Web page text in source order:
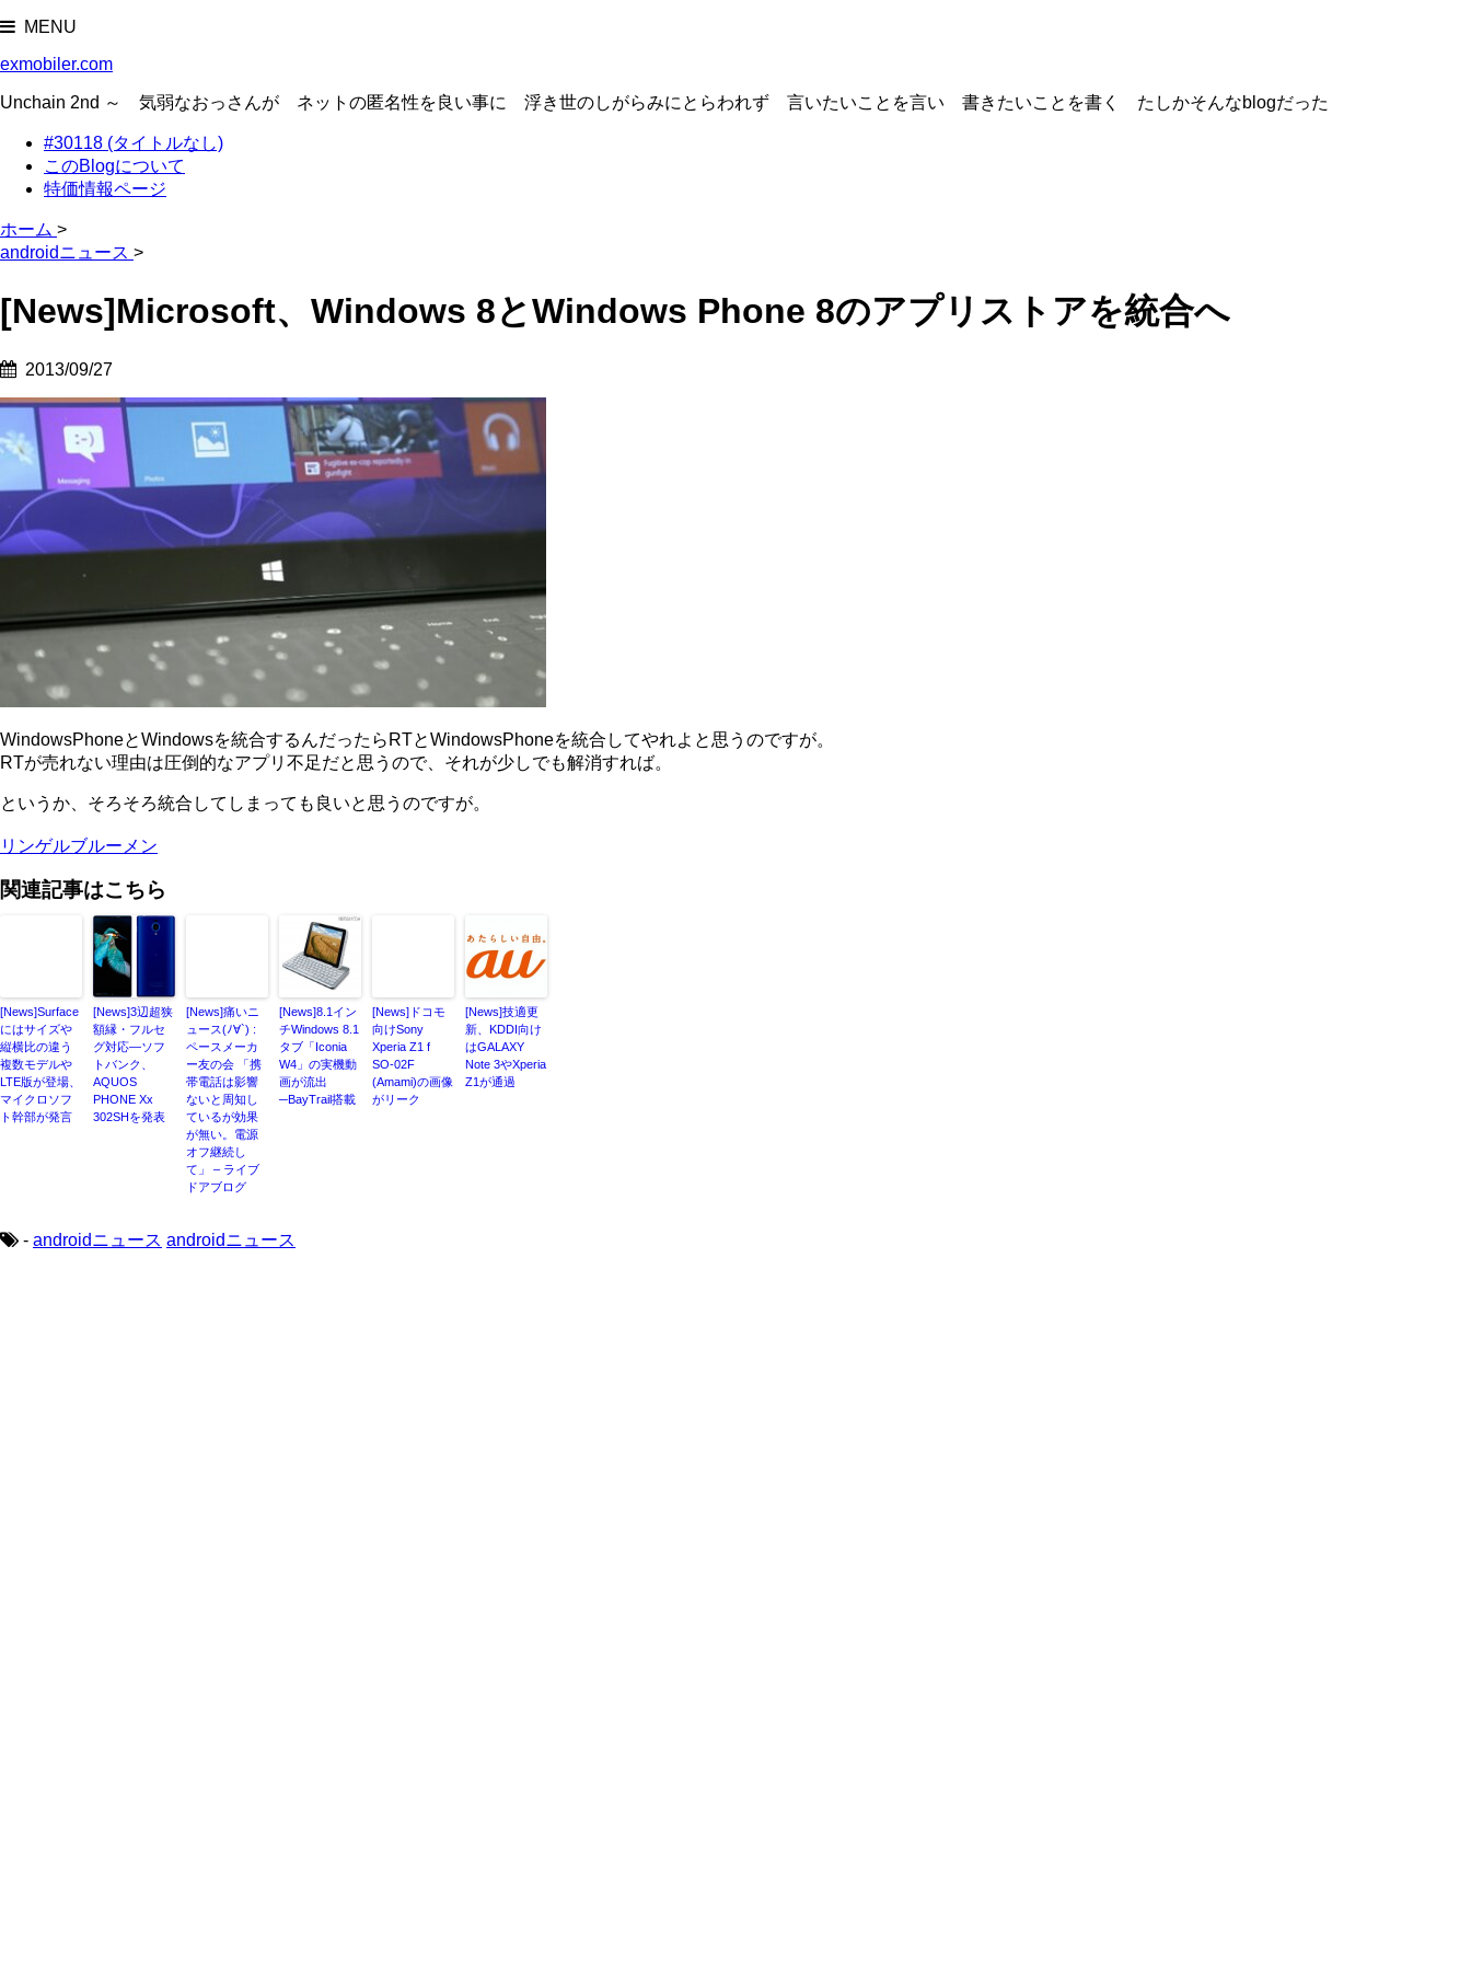
MENU
exmobiler.com
Unchain 2nd ～ 気弱なおっさんが ネットの匿名性を良い事に 浮き世のしがらみにとらわれず 言いたいことを言い 書きたいことを書く たしかそんなblogだった
#30118 (タイトルなし)
このBlogについて
特価情報ページ
ホーム >
androidニュース >
[News]Microsoft、Windows 8とWindows Phone 8のアプリストアを統合へ
2013/09/27
WindowsPhoneとWindowsを統合するんだったらRTとWindowsPhoneを統合してやれよと思うのですが。
RTが売れない理由は圧倒的なアプリ不足だと思うので、それが少しでも解消すれば。
というか、そろそろ統合してしまっても良いと思うのですが。
リンゲルブルーメン
関連記事はこちら
[News]Surface
にはサイズや
縦横比の違う
複数モデルや
LTE版が登場、
マイクロソフ
ト幹部が発言
[News]3辺超狭
額縁・フルセ
グ対応―ソフ
トバンク、
AQUOS
PHONE Xx
302SHを発表
[News]痛いニ
ュース(ﾉ∀`) :
ペースメーカ
ー友の会 「携
帯電話は影響
ないと周知し
ているが効果
が無い。電源
オフ継続し
て」 – ライブ
ドアブログ
[News]8.1イン
チWindows 8.1
タブ「Iconia
W4」の実機動
画が流出
─BayTrail搭載
[News]ドコモ
向けSony
Xperia Z1 f
SO-02F
(Amami)の画像
がリーク
[News]技適更
新、KDDI向け
はGALAXY
Note 3やXperia
Z1が通過
- androidニュース androidニュース